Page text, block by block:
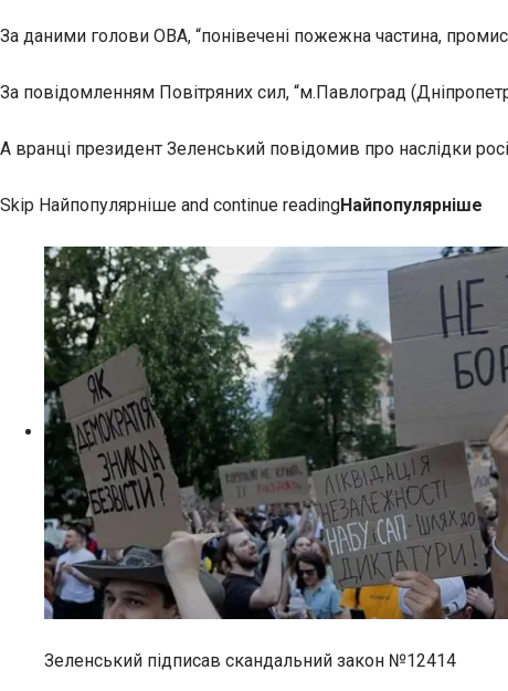
За даними голови ОВА, “понівечені пожежна частина,
За повідомленням Повітряних сил, “м.Павлоград
А вранці президент Зеленський повідомив про наслідки
Skip Найпопулярніше and continue readingНайпопулярніше
Зеленський підписав скандальний закон №12414